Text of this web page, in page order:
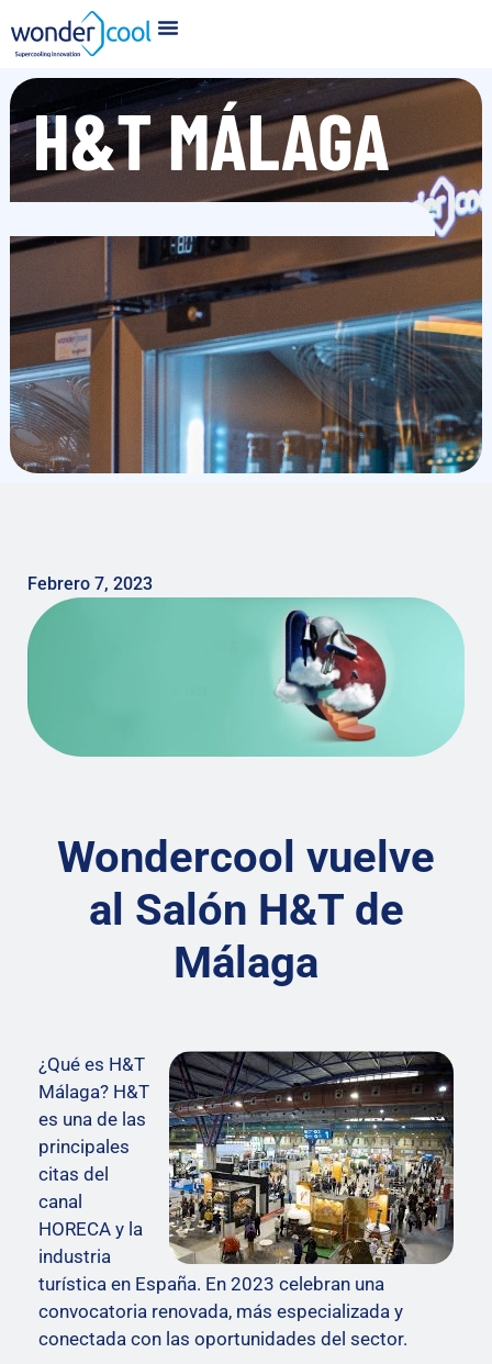
H&T MÁLAGA
Febrero 7, 2023
Wondercool vuelve
al Salón H&T de
Málaga
¿Qué es H&T
Málaga? H&T
es una de las
principales
citas del
canal
HORECA y la
industria
turística en España. En 2023 celebran una
convocatoria renovada, más especializada y
conectada con las oportunidades del sector.